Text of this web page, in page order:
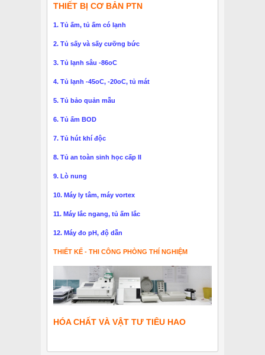
THIẾT BỊ CƠ BẢN PTN
1. Tủ ấm, tủ ấm có lạnh
2. Tủ sấy và sấy cưỡng bức
3. Tủ lạnh sâu -86oC
4. Tủ lạnh -45oC, -20oC, tủ mát
5. Tủ bảo quản mẫu
6. Tủ ấm BOD
7. Tủ hút khí độc
8. Tủ an toàn sinh học cấp II
9. Lò nung
10. Máy ly tâm, máy vortex
11. Máy lắc ngang, tủ ấm lắc
12. Máy đo pH, độ dẫn
THIẾT KẾ - THI CÔNG PHÒNG THÍ NGHIỆM
HÓA CHẤT VÀ VẬT TƯ TIÊU HAO